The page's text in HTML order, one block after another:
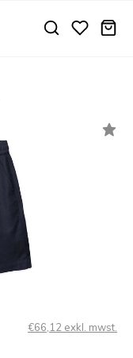
€66,12 exkl. mwst.